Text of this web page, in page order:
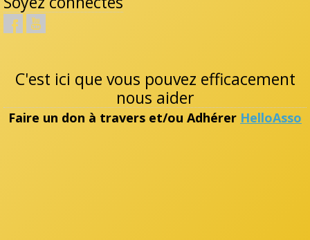
C'est ici que vous pouvez efficacement
nous aider
Faire un don à travers et/ou Adhérer HelloAsso